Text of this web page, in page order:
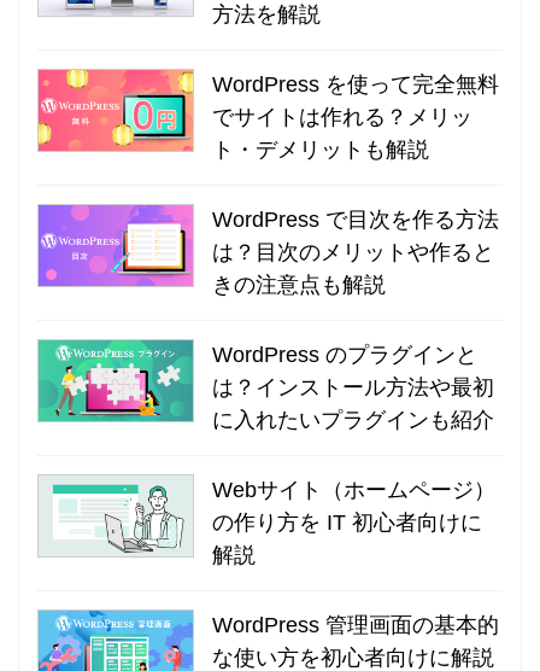
方法を解説
WordPress を使って完全無料
でサイトは作れる？メリッ
ト・デメリットも解説
WordPress で目次を作る方法
は？目次のメリットや作ると
きの注意点も解説
WordPress のプラグインと
は？インストール方法や最初
に入れたいプラグインも紹介
Webサイト（ホームページ）
の作り方を IT 初心者向けに
解説
WordPress 管理画面の基本的
な使い方を初心者向けに解説